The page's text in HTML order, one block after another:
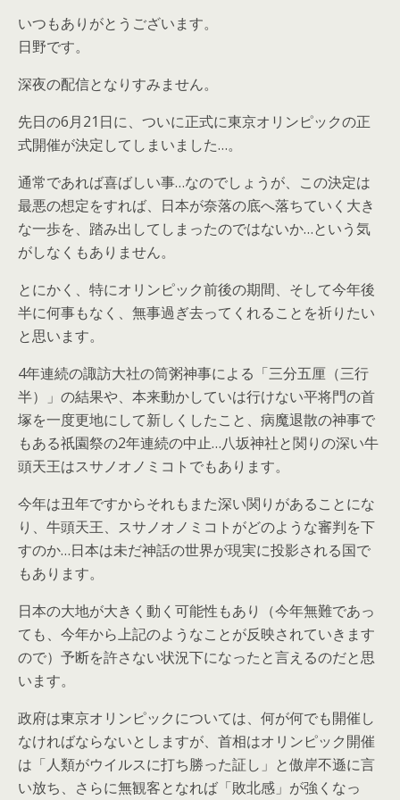
いつもありがとうございます。
日野です。
深夜の配信となりすみません。
先日の6月21日に、ついに正式に東京オリンピックの正
式開催が決定してしまいました…。
通常であれば喜ばしい事…なのでしょうが、この決定は
最悪の想定をすれば、日本が奈落の底へ落ちていく大き
な一歩を、踏み出してしまったのではないか…という気
がしなくもありません。
とにかく、特にオリンピック前後の期間、そして今年後
半に何事もなく、無事過ぎ去ってくれることを祈りたい
と思います。
4年連続の諏訪大社の筒粥神事による「三分五厘（三行
半）」の結果や、本来動かしていは行けない平将門の首
塚を一度更地にして新しくしたこと、病魔退散の神事で
もある祇園祭の2年連続の中止…八坂神社と関りの深い牛
頭天王はスサノオノミコトでもあります。
今年は丑年ですからそれもまた深い関りがあることにな
り、牛頭天王、スサノオノミコトがどのような審判を下
すのか…日本は未だ神話の世界が現実に投影される国で
もあります。
日本の大地が大きく動く可能性もあり（今年無難であっ
ても、今年から上記のようなことが反映されていきます
ので）予断を許さない状況下になったと言えるのだと思
います。
政府は東京オリンピックについては、何が何でも開催し
なければならないとしますが、首相はオリンピック開催
は「人類がウイルスに打ち勝った証し」と傲岸不遜に言
い放ち、さらに無観客となれば「敗北感」が強くなっ